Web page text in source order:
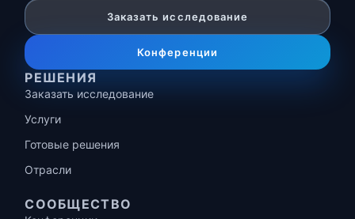
Заказать исследование
Конференции
РЕШЕНИЯ
Заказать исследование
Услуги
Готовые решения
Отрасли
СООБЩЕСТВО